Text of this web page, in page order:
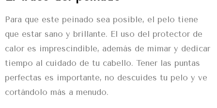
Para que este peinado sea posible, el pelo tiene
que estar sano y brillante. El uso del protector de
calor es imprescindible, además de mimar y dedicar
tiempo al cuidado de tu cabello. Tener las puntas
perfectas es importante, no descuides tu pelo y ve
cortándolo más a menudo.